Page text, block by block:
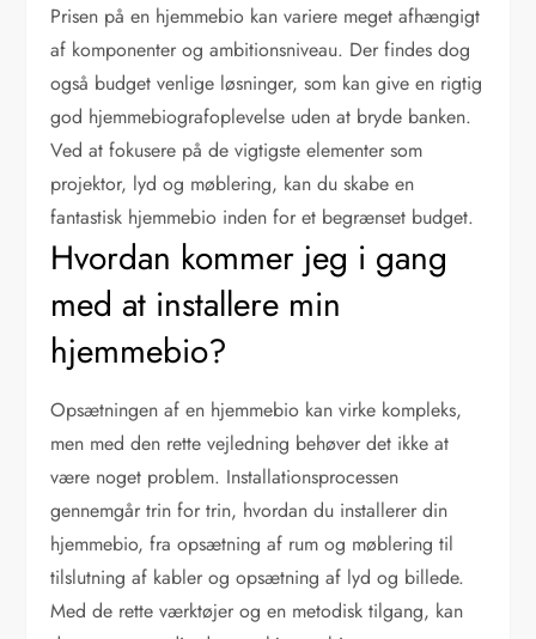
Prisen på en hjemmebio kan variere meget afhængigt
af komponenter og ambitionsniveau. Der findes dog
også budget venlige løsninger, som kan give en rigtig
god hjemmebiografoplevelse uden at bryde banken.
Ved at fokusere på de vigtigste elementer som
projektor, lyd og møblering, kan du skabe en
fantastisk hjemmebio inden for et begrænset budget.
Hvordan kommer jeg i gang
med at installere min
hjemmebio?
Opsætningen af en hjemmebio kan virke kompleks,
men med den rette vejledning behøver det ikke at
være noget problem. Installationsprocessen
gennemgår trin for trin, hvordan du installerer din
hjemmebio, fra opsætning af rum og møblering til
tilslutning af kabler og opsætning af lyd og billede.
Med de rette værktøjer og en metodisk tilgang, kan